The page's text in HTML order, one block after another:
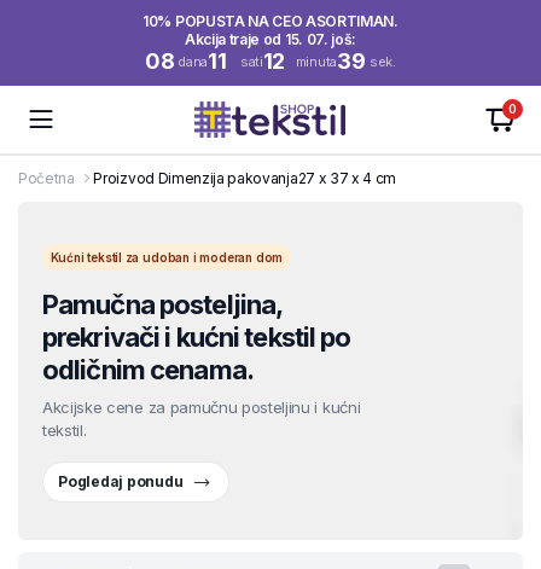
10% POPUSTA NA CEO ASORTIMAN.
Akcija traje od 15. 07. još:
08 dana11 sati12 minuta39 sek.
0
Početna Proizvod Dimenzija pakovanja27 x 37 x 4 cm
Kućni tekstil za udoban i moderan dom
Pamučna posteljina,
prekrivači i kućni tekstil po
odličnim cenama.
Akcijske cene za pamučnu posteljinu i kućni
tekstil.
Pogledaj ponudu